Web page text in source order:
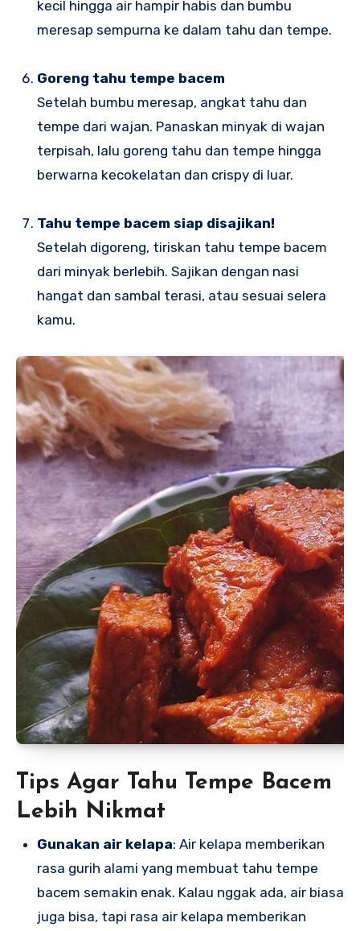
kecil hingga air hampir habis dan bumbu
meresap sempurna ke dalam tahu dan tempe.
Goreng tahu tempe bacem
Setelah bumbu meresap, angkat tahu dan
tempe dari wajan. Panaskan minyak di wajan
terpisah, lalu goreng tahu dan tempe hingga
berwarna kecokelatan dan crispy di luar.
Tahu tempe bacem siap disajikan!
Setelah digoreng, tiriskan tahu tempe bacem
dari minyak berlebih. Sajikan dengan nasi
hangat dan sambal terasi, atau sesuai selera
kamu.
Tips Agar Tahu Tempe Bacem
Lebih Nikmat
Gunakan air kelapa: Air kelapa memberikan
rasa gurih alami yang membuat tahu tempe
bacem semakin enak. Kalau nggak ada, air biasa
juga bisa, tapi rasa air kelapa memberikan